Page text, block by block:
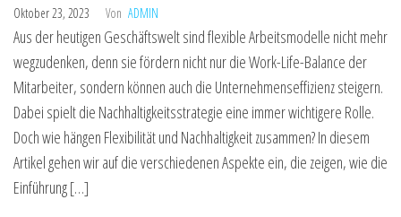
Oktober 23, 2023 Von ADMIN
Aus der heutigen Geschäftswelt sind flexible Arbeitsmodelle nicht mehr
wegzudenken, denn sie fördern nicht nur die Work-Life-Balance der
Mitarbeiter, sondern können auch die Unternehmenseffizienz steigern.
Dabei spielt die Nachhaltigkeitsstrategie eine immer wichtigere Rolle.
Doch wie hängen Flexibilität und Nachhaltigkeit zusammen? In diesem
Artikel gehen wir auf die verschiedenen Aspekte ein, die zeigen, wie die
Einführung […]